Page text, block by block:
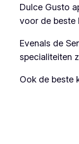
Dulce Gusto
voor de beste
Evenals de
specialiteiten
Ook de beste